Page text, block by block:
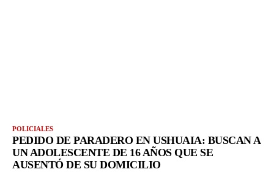
POLICIALES
PEDIDO DE PARADERO EN USHUAIA: BUSCAN A
UN ADOLESCENTE DE 16 AÑOS QUE SE
AUSENTÓ DE SU DOMICILIO